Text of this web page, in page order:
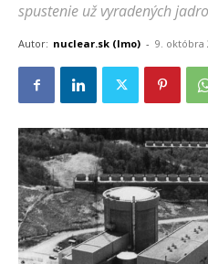
spustenie už vyradených
Autor: nuclear.sk (lmo) - 9. októbra